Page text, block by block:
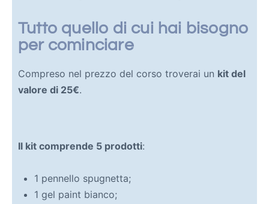
Tutto quello di cui hai bisogno
per cominciare
Compreso nel prezzo del corso troverai un kit del
valore di 25€.
Il kit comprende 5 prodotti:
1 pennello spugnetta;
1 gel paint bianco;